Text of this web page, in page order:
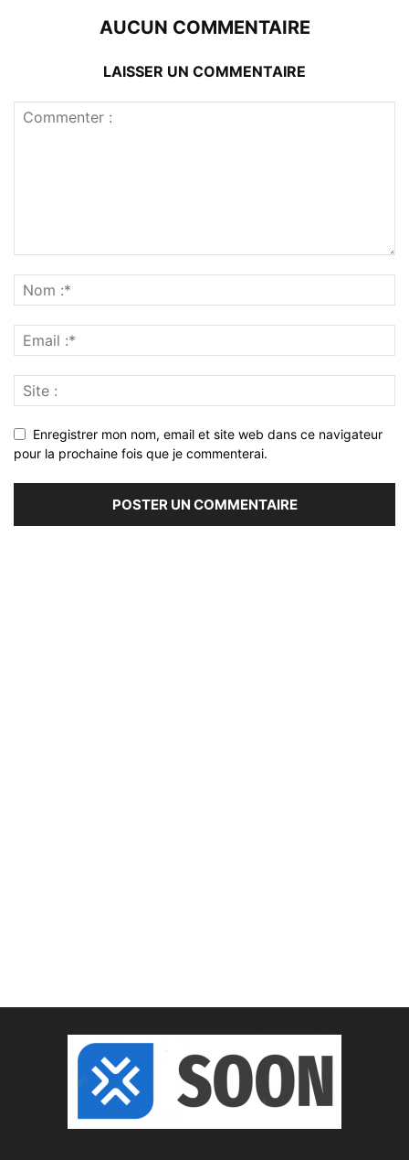
AUCUN COMMENTAIRE
LAISSER UN COMMENTAIRE
Enregistrer mon nom, email et site web dans ce navigateur
pour la prochaine fois que je commenterai.